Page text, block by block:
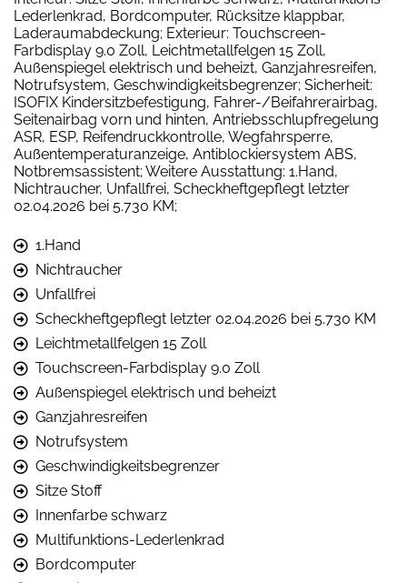
Lederlenkrad, Bordcomputer, Rücksitze klappbar,
Laderaumabdeckung; Exterieur: Touchscreen-
Farbdisplay 9.0 Zoll, Leichtmetallfelgen 15 Zoll,
Außenspiegel elektrisch und beheizt, Ganzjahresreifen,
Notrufsystem, Geschwindigkeitsbegrenzer; Sicherheit:
ISOFIX Kindersitzbefestigung, Fahrer-/Beifahrerairbag,
Seitenairbag vorn und hinten, Antriebsschlupfregelung
ASR, ESP, Reifendruckkontrolle, Wegfahrsperre,
Außentemperaturanzeige, Antiblockiersystem ABS,
Notbremsassistent; Weitere Ausstattung: 1.Hand,
Nichtraucher, Unfallfrei, Scheckheftgepflegt letzter
02.04.2026 bei 5.730 KM;
1.Hand
Nichtraucher
Unfallfrei
Scheckheftgepflegt letzter 02.04.2026 bei 5.730 KM
Leichtmetallfelgen 15 Zoll
Touchscreen-Farbdisplay 9.0 Zoll
Außenspiegel elektrisch und beheizt
Ganzjahresreifen
Notrufsystem
Geschwindigkeitsbegrenzer
Sitze Stoff
Innenfarbe schwarz
Multifunktions-Lederlenkrad
Bordcomputer